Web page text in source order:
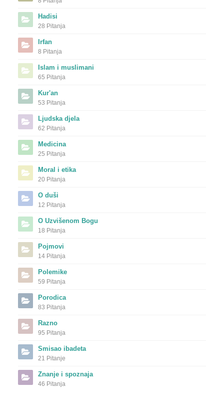
Hadisi
28 Pitanja
Irfan
8 Pitanja
Islam i muslimani
65 Pitanja
Kur'an
53 Pitanja
Ljudska djela
62 Pitanja
Medicina
25 Pitanja
Moral i etika
20 Pitanja
O duši
12 Pitanja
O Uzvišenom Bogu
18 Pitanja
Pojmovi
14 Pitanja
Polemike
59 Pitanja
Porodica
83 Pitanja
Razno
95 Pitanja
Smisao ibadeta
21 Pitanje
Znanje i spoznaja
46 Pitanja